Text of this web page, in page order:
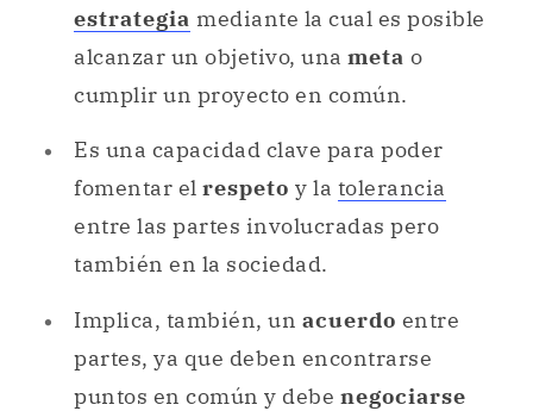
estrategia mediante la cual es posible
alcanzar un objetivo, una meta o
cumplir un proyecto en común.
Es una capacidad clave para poder
fomentar el respeto y la tolerancia
entre las partes involucradas pero
también en la sociedad.
Implica, también, un acuerdo entre
partes, ya que deben encontrarse
puntos en común y debe negociarse